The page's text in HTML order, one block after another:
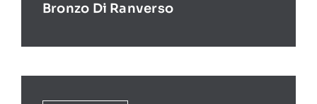
Bronzo Di Ranverso